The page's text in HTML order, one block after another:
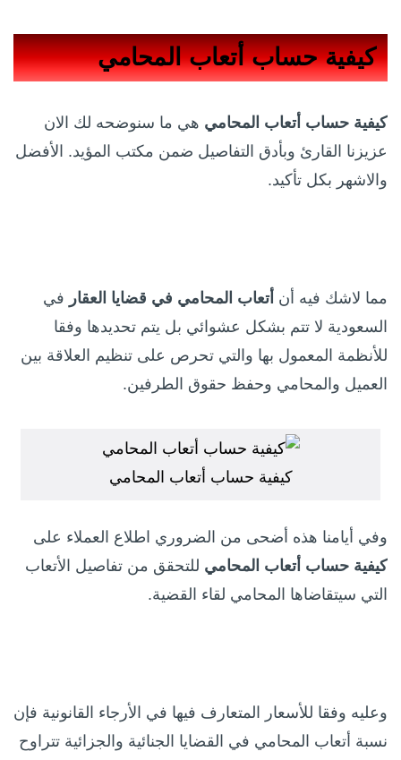
كيفية حساب أتعاب المحامي
كيفية حساب أتعاب المحامي هي ما سنوضحه لك الان
عزيزنا القارئ وبأدق التفاصيل ضمن مكتب المؤيد. الأفضل
والاشهر بكل تأكيد.
مما لاشك فيه أن أتعاب المحامي في قضايا العقار في
السعودية لا تتم بشكل عشوائي بل يتم تحديدها وفقا
للأنظمة المعمول بها والتي تحرص على تنظيم العلاقة بين
العميل والمحامي وحفظ حقوق الطرفين.
كيفية حساب أتعاب المحامي
وفي أيامنا هذه أضحى من الضروري اطلاع العملاء على
كيفية حساب أتعاب المحامي للتحقق من تفاصيل الأتعاب
التي سيتقاضاها المحامي لقاء القضية.
وعليه وفقا للأسعار المتعارف فيها في الأرجاء القانونية فإن
نسبة أتعاب المحامي في القضايا الجنائية والجزائية تتراوح